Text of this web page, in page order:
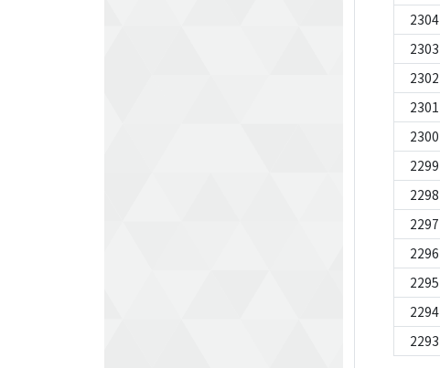
2304
2303
2302
2301
2300
2299
2298
2297
2296
2295
2294
2293